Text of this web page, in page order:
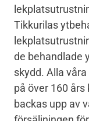
Tikkurilas
de behandlade
skydd. Alla
på över 160
backas upp av